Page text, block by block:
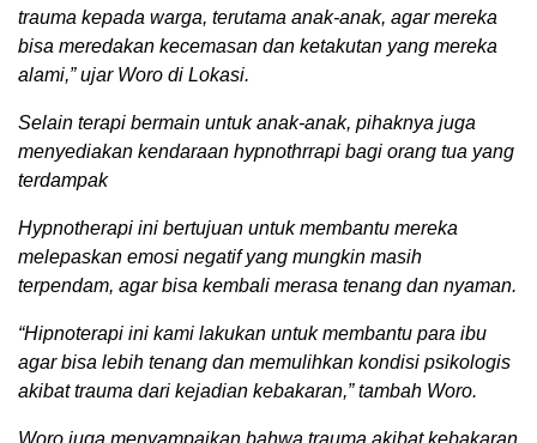
trauma kepada warga, terutama anak-anak, agar mereka
bisa meredakan kecemasan dan ketakutan yang mereka
alami,” ujar Woro di Lokasi.
Selain terapi bermain untuk anak-anak, pihaknya juga
menyediakan kendaraan hypnothrrapi bagi orang tua yang
terdampak
Hypnotherapi ini bertujuan untuk membantu mereka
melepaskan emosi negatif yang mungkin masih
terpendam, agar bisa kembali merasa tenang dan nyaman.
“Hipnoterapi ini kami lakukan untuk membantu para ibu
agar bisa lebih tenang dan memulihkan kondisi psikologis
akibat trauma dari kejadian kebakaran,” tambah Woro.
Woro juga menyampaikan bahwa trauma akibat kebakaran